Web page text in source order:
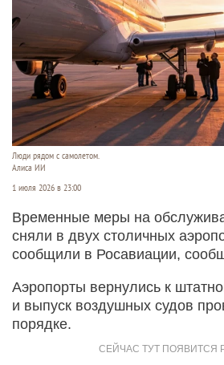
Люди рядом с самолетом.
Алиса ИИ
1 июля 2026 в 23:00
Временные меры на
сняли в двух столичных
сообщили в Росавиации,
Аэропорты вернулись к
и выпуск воздушных судов
порядке.